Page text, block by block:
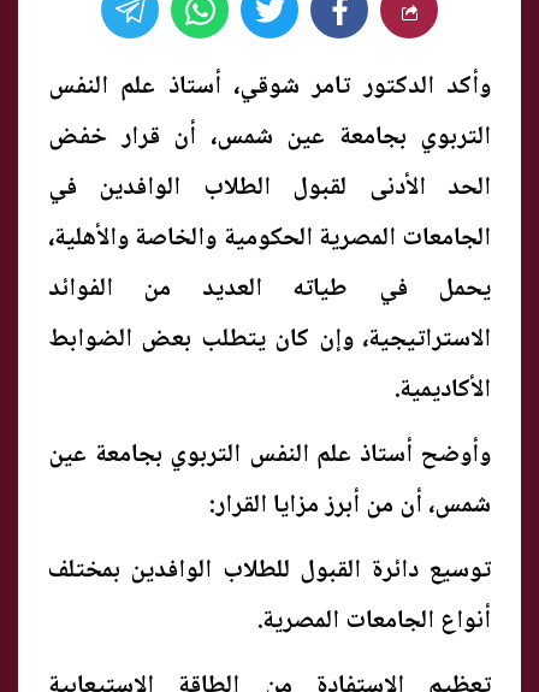
وأكد الدكتور تامر شوقي، أستاذ علم النفس
التربوي بجامعة عين شمس، أن قرار خفض
الحد الأدنى لقبول الطلاب الوافدين في
الجامعات المصرية الحكومية والخاصة والأهلية،
يحمل في طياته العديد من الفوائد
الاستراتيجية، وإن كان يتطلب بعض الضوابط
الأكاديمية.
وأوضح أستاذ علم النفس التربوي بجامعة عين
شمس، أن من أبرز مزايا القرار:
توسيع دائرة القبول للطلاب الوافدين بمختلف
أنواع الجامعات المصرية.